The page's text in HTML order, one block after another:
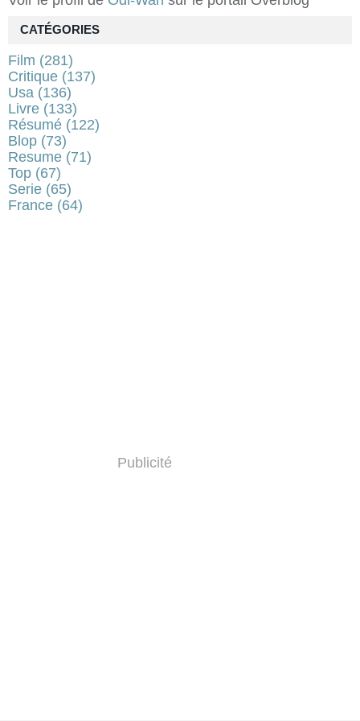
CATÉGORIES
Film (281)
Critique (137)
Usa (136)
Livre (133)
Résumé (122)
Blop (73)
Resume (71)
Top (67)
Serie (65)
France (64)
Publicité